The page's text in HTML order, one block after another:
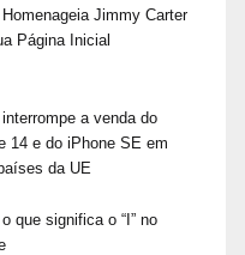
Jimmy Carter
Página Inicial
a venda do
14 e do iPhone SE em
da UE
o que significa o “I” no